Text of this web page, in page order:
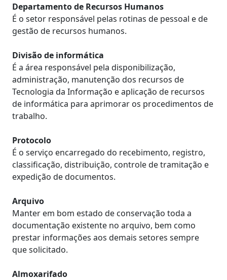
Departamento de Recursos Humanos
É o setor responsável pelas rotinas de pessoal e de
gestão de recursos humanos.
Divisão de informática
É a área responsável pela disponibilização,
administração, manutenção dos recursos de
Tecnologia da Informação e aplicação de recursos
de informática para aprimorar os procedimentos de
trabalho.
Protocolo
É o serviço encarregado do recebimento, registro,
classificação, distribuição, controle de tramitação e
expedição de documentos.
Arquivo
Manter em bom estado de conservação toda a
documentação existente no arquivo, bem como
prestar informações aos demais setores sempre
que solicitado.
Almoxarifado